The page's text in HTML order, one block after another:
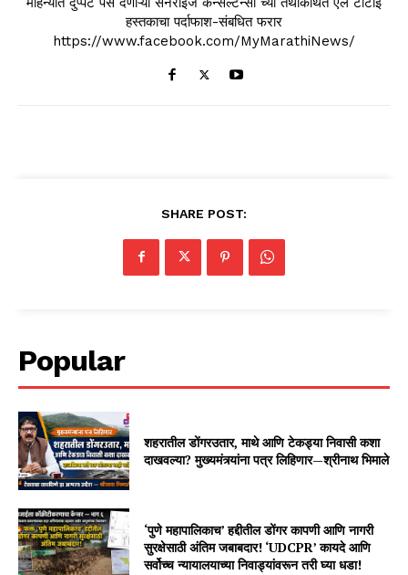
हस्तकाचा पर्दाफाश-संबधित फरार
https://www.facebook.com/MyMarathiNews/
SHARE POST:
Popular
शहरातील डोंगरउतार, माथे आणि टेकड्या निवासी कशा
दाखवल्या? मुख्यमंत्र्यांना पत्र लिहिणार—श्रीनाथ भिमाले
‘पुणे महापालिकाच’ हद्दीतील डोंगर कापणी आणि नागरी
सुरक्षेसाठी अंतिम जबाबदार! ‘UDCPR’ कायदे आणि
सर्वोच्च न्यायालयाच्या निवाड्यांवरून तरी घ्या धडा!